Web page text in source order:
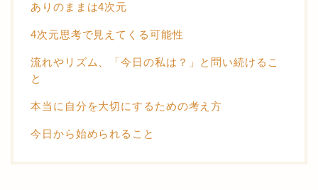
ありのままは4次元
4次元思考で見えてくる可能性
流れやリズム、「今日の私は？」と問い続けるこ
と
本当に自分を大切にするための考え方
今日から始められること